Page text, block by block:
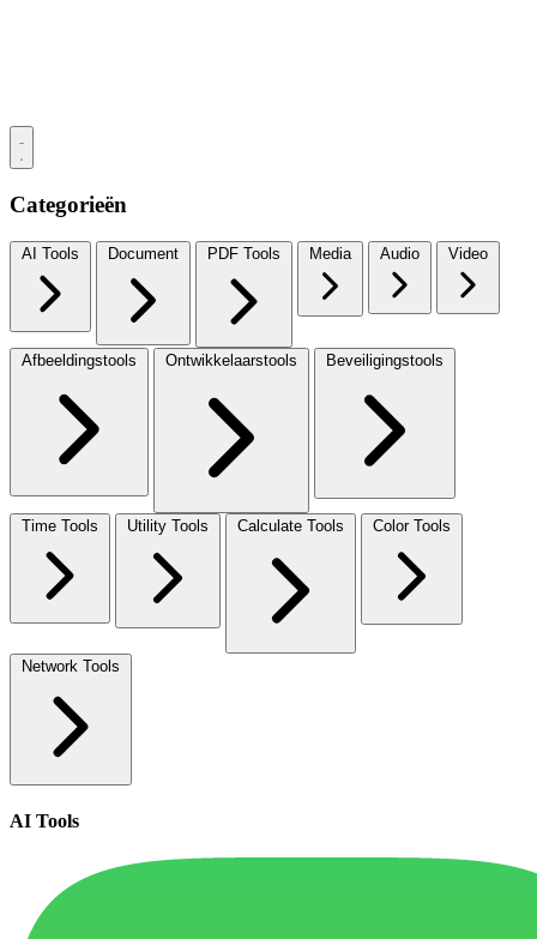
Categorieën
AI Tools Document PDF Tools Media Audio Video
Afbeeldingstools Ontwikkelaarstools Beveiligingstools
Time Tools Utility Tools Calculate Tools Color Tools
Network Tools
AI Tools